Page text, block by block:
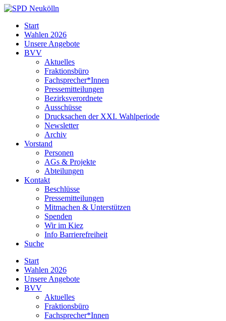
Skip
content
Neukölln
Start
Wahlen 2026
Unsere Angebote
BVV
Aktuelles
Fraktionsbüro
Fachsprecher*Innen
Pressemitteilungen
Bezirksverordnete
Ausschüsse
Drucksachen der XXI. Wahlperiode
Newsletter
Archiv
Vorstand
Personen
AGs & Projekte
Abteilungen
Kontakt
Beschlüsse
Pressemitteilungen
Mitmachen & Unterstützen
Spenden
Wir im Kiez
Info Barrierefreiheit
Suche
Start
Wahlen 2026
Unsere Angebote
BVV
Aktuelles
Fraktionsbüro
Fachsprecher*Innen